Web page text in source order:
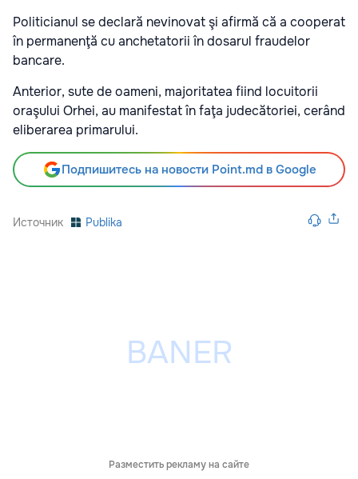
Politicianul se declară nevinovat şi afirmă că a cooperat
în permanenţă cu anchetatorii în dosarul fraudelor
bancare.
Anterior, sute de oameni, majoritatea fiind locuitorii
oraşului Orhei, au manifestat în faţa judecătoriei, cerând
eliberarea primarului.
Подпишитесь на новости Point.md в Google
Источник Publika
Разместить рекламу на сайте